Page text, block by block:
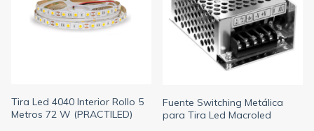
Tira Led 4040 Interior Rollo 5
Metros 72 W (PRACTILED)
Fuente Switching Metálica
para Tira Led Macroled